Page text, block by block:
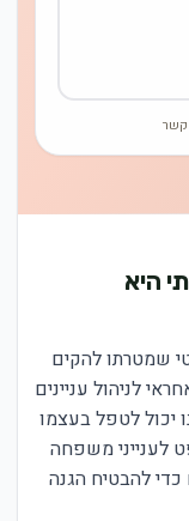
קשר
היא
שמטרתו להקים
לניהול עניינים
יכול לטפל בעצמו
לענייני משפחה
להבטיח הגנה